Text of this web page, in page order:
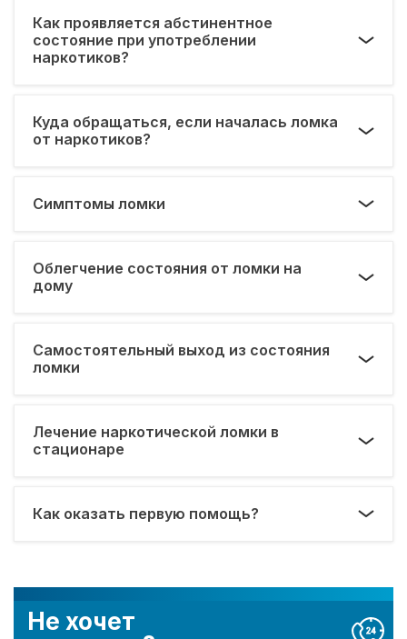
Не хочет
Как проявляется абстинентное
состояние при употреблении
наркотиков?
Куда обращаться, если началась ломка
от наркотиков?
Симптомы ломки
Облегчение состояния от ломки на
дому
Самостоятельный выход из состояния
ломки
Лечение наркотической ломки в
стационаре
Как оказать первую помощь?